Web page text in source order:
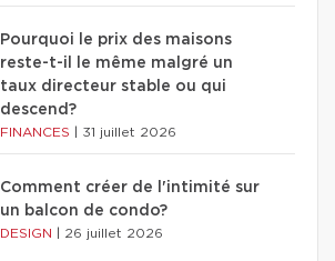
Pourquoi le prix des maisons
reste-t-il le même malgré un
taux directeur stable ou qui
descend?
FINANCES 31 juillet 2026
Comment créer de l'intimité sur
un balcon de condo?
DESIGN 26 juillet 2026